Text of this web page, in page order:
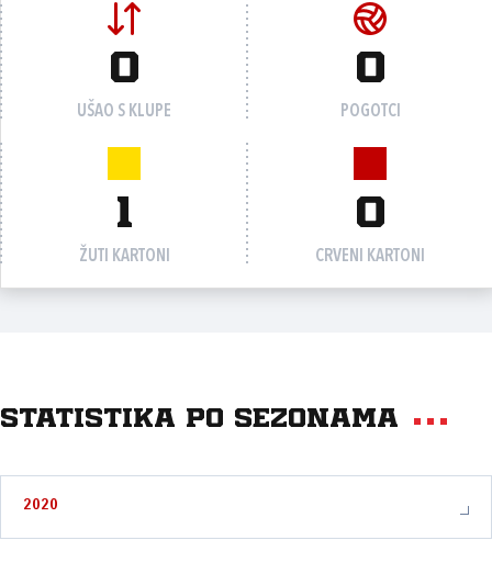
0
UŠAO S KLUPE
0
POGOTCI
1
ŽUTI KARTONI
0
CRVENI KARTONI
Statistika po sezonama
2020